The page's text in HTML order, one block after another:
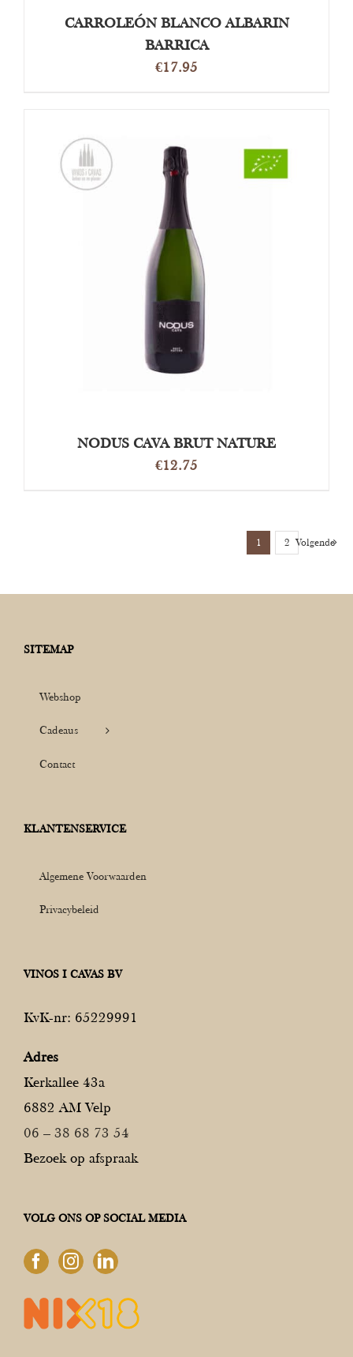
CARROLEÓN BLANCO ALBARIN
BARRICA
€17.95
TOEVOEGEN AAN WINKELWAGEN
NODUS CAVA BRUT NATURE
€12.75
1 2 Volgende
SITEMAP
Webshop
Cadeaus
Contact
KLANTENSERVICE
Algemene Voorwaarden
Privacybeleid
VINOS I CAVAS BV
KvK-nr: 65229991
Adres
Kerkallee 43a
6882 AM Velp
06 – 38 68 73 54
Bezoek op afspraak
VOLG ONS OP SOCIAL MEDIA